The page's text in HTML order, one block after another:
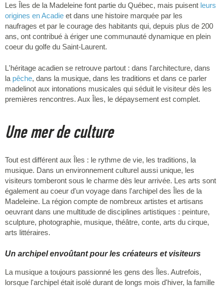
Les Îles de la Madeleine font partie du Québec, mais puisent leurs
origines en Acadie et dans une histoire marquée par les
naufrages et par le courage des habitants qui, depuis plus de 200
ans, ont contribué à ériger une communauté dynamique en plein
coeur du golfe du Saint-Laurent.
L'héritage acadien se retrouve partout : dans l'architecture, dans
la pêche, dans la musique, dans les traditions et dans ce parler
madelinot aux intonations musicales qui séduit le visiteur dès les
premières rencontres. Aux Îles, le dépaysement est complet.
Une mer de culture
Tout est différent aux Îles : le rythme de vie, les traditions, la
musique. Dans un environnement culturel aussi unique, les
visiteurs tomberont sous le charme dès leur arrivée. Les arts sont
également au coeur d'un voyage dans l'archipel des Îles de la
Madeleine. La région compte de nombreux artistes et artisans
oeuvrant dans une multitude de disciplines artistiques : peinture,
sculpture, photographie, musique, théâtre, conte, arts du cirque,
arts littéraires.
Un archipel envoûtant pour les créateurs et visiteurs
La musique a toujours passionné les gens des Îles. Autrefois,
lorsque l'archipel était isolé durant de longs mois d'hiver, la famille